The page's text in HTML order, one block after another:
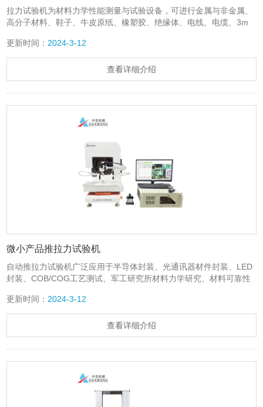
拉力试验机为材料力学性能测量与试验设备，可进行金属与非金属、
高分子材料、鞋子、牛皮原纸、橡塑胶、绝缘体、电线、电缆、3m
伸、剥离、压缩、戳穿等项目的检测。
更新时间： 2024-3-12
查看详细介绍
微小产品推拉力试验机
自动推拉力试验机广泛应用于半导体封装、光通讯器材件封装、LED
封装、COB/COG工艺测试、军工研究所材料力学研究、材料可靠性
动态力学检测仪器，能满足包含有：金属、铜线、合金线、铝线、铝
带等拉力测试、金球、铜球、锡球、晶圆、芯片、贴片元件等推力测
试、锡球、BumpPin等拉拔测试等等具体应用需求，功能可扩张性
强、操控便捷、测试高校精准。
更新时间： 2024-3-12
查看详细介绍